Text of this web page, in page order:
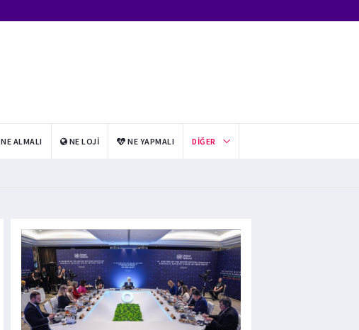
NE ALMALI NE LOJI NE YAPMALI DIĞER